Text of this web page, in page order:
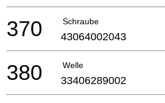
Schraube
370 43064002043
Welle
380 33406289002